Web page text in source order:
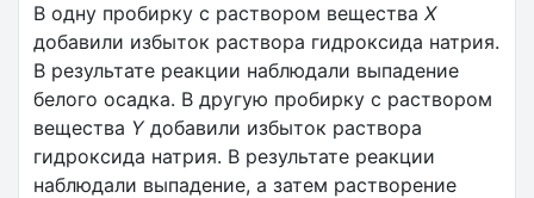
В одну пробирку с раствором вещества X
добавили избыток раствора гидроксида натрия.
В результате реакции наблюдали выпадение
белого осадка. В другую пробирку с раствором
вещества Yдобавили избыток раствора
гидроксида натрия. В результате реакции
наблюдали выпадение, а затем растворение